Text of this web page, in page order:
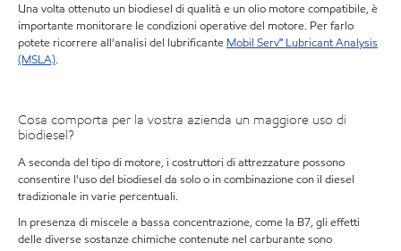
Una volta ottenuto un biodiesel di qualità e un olio motore compatibile, è
importante monitorare le condizioni operative del motore. Per farlo
potete ricorrere all'analisi del lubrificante Mobil Serv℠ Lubricant Analysis
(MSLA).
Cosa comporta per la vostra azienda un maggiore uso di
biodiesel?
A seconda del tipo di motore, i costruttori di attrezzature possono
consentire l'uso del biodiesel da solo o in combinazione con il diesel
tradizionale in varie percentuali.
In presenza di miscele a bassa concentrazione, come la B7, gli effetti
delle diverse sostanze chimiche contenute nel carburante sono